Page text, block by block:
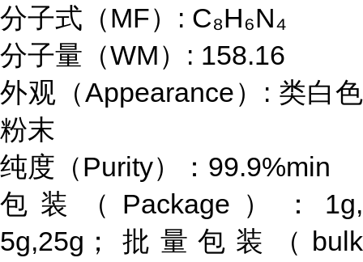
分子式（MF）: C₈H₆N₄
分子量（WM）: 158.16
外观（Appearance）: 类白色
粉末
纯度（Purity）：99.9%min
包装（Package）：1g,
5g,25g；批量包装（bulk